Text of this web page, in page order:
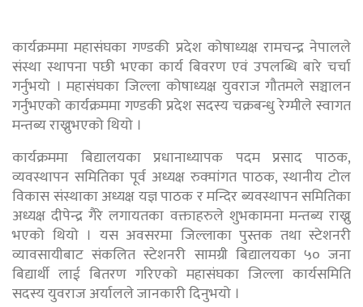
कार्यक्रममा महासंघका गण्डकी प्रदेश कोषाध्यक्ष रामचन्द्र नेपालले
संस्था स्थापना पछी भएका कार्य बिवरण एवं उपलब्धि बारे चर्चा
गर्नुभयो । महासंघका जिल्ला कोषाध्यक्ष युवराज गौतमले सञ्चालन
गर्नुभएको कार्यक्रममा गण्डकी प्रदेश सदस्य चक्रबन्धु रेग्मीले स्वागत
मन्तब्य राख्नुभएको थियो ।
कार्यक्रममा बिद्यालयका प्रधानाध्यापक पदम प्रसाद पाठक,
व्यवस्थापन समितिका पूर्व अध्यक्ष रुक्मांगत पाठक, स्थानीय टोल
विकास संस्थाका अध्यक्ष यज्ञ पाठक र मन्दिर ब्यवस्थापन समितिका
अध्यक्ष दीपेन्द्र गैरे लगायतका वक्ताहरुले शुभकामना मन्तब्य राख्नु
भएको थियो । यस अवसरमा जिल्लाका पुस्तक तथा स्टेशनरी
व्यावसायीबाट संकलित स्टेशनरी सामग्री बिद्यालयका ५० जना
बिद्यार्थी लाई बितरण गरिएको महासंघका जिल्ला कार्यसमिति
सदस्य युवराज अर्यालले जानकारी दिनुभयो ।